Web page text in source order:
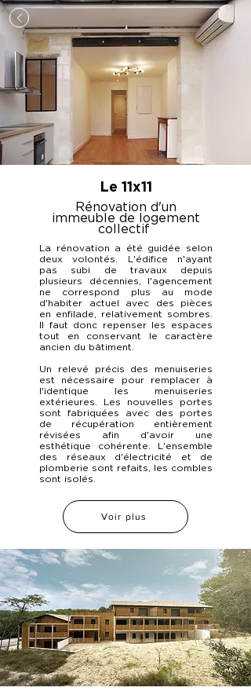
Le 11x11
Rénovation d'un
immeuble de logement
collectif
La rénovation a été guidée selon
deux volontés. L'édifice n'ayant
pas subi de travaux depuis
plusieurs décennies, l'agencement
ne correspond plus au mode
d'habiter actuel avec des pièces
en enfilade, relativement sombres.
Il faut donc repenser les espaces
tout en conservant le caractère
ancien du bâtiment.
Un relevé précis des menuiseries
est nécessaire pour remplacer à
l'identique les menuiseries
extérieures. Les nouvelles portes
sont fabriquées avec des portes
de récupération entièrement
révisées afin d'avoir une
esthétique cohérente. L'ensemble
des réseaux d'électricité et de
plomberie sont refaits, les combles
sont isolés.
Voir plus